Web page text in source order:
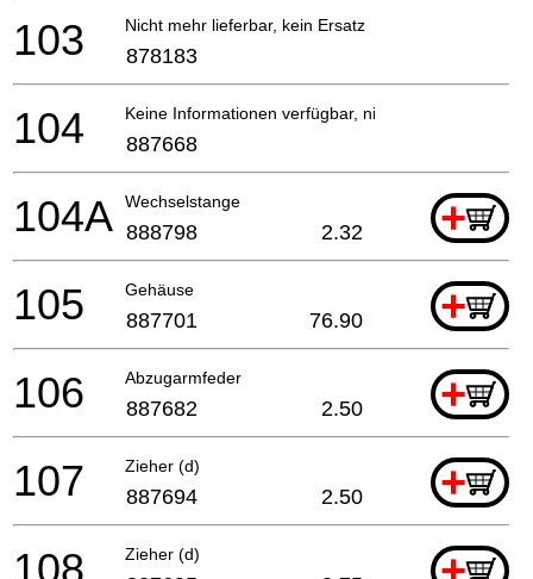
Nicht mehr lieferbar, kein Ersatz
103 878183
Keine Informationen verfügbar, nicht bestellbar
104 887668
Wechselstange +
104A 888798 2.32
Gehäuse +
105 887701 76.90
Abzugarmfeder +
106 887682 2.50
Zieher (d) +
107 887694 2.50
Zieher (d)
108